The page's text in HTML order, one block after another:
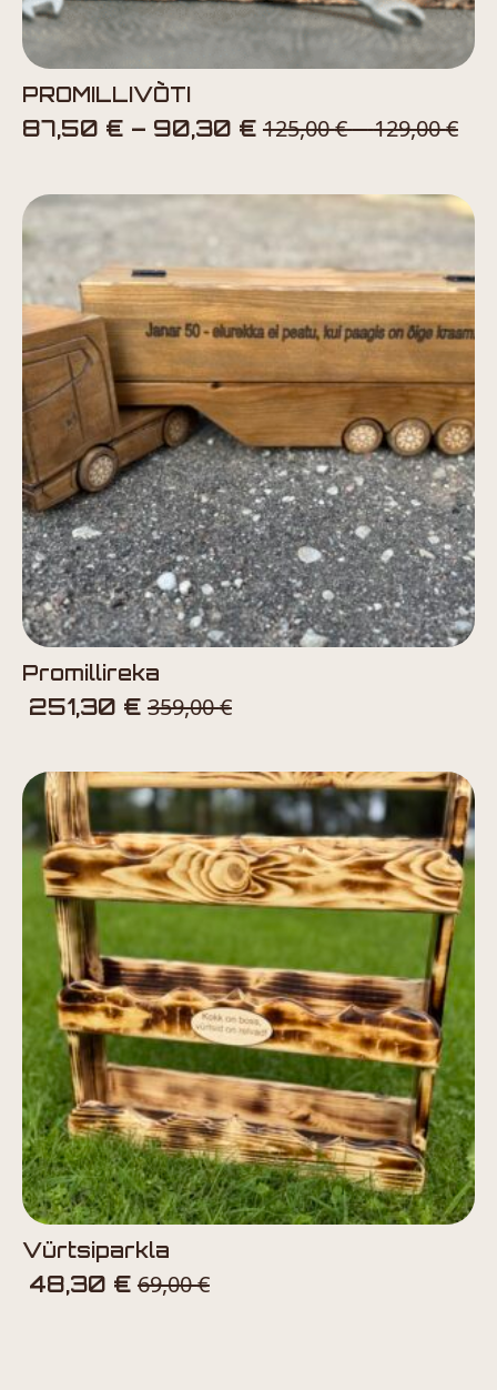
PROMILLIVÕTI
125,00€ – 129,00€
87,50 € – 90,30 € Price
through
Promillireka
359,00€
251,30 €
Vürtsiparkla
69,00€
48,30 €